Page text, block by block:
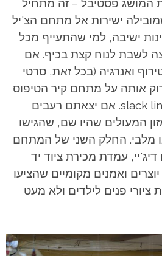
המושג פסטיבל – זה מתחיל
ישירות אל מתחם הצ'יל
ישיבה, למי שהתעייף מכל
לשבת לנוח קצת בכיף. אם
ואנרגיה (בכל זאת, סרטי
אותה על מתחם קיר הטיפוס
שהוקם שם או על ה-slack line. אם יצאתם רעבים
המעולים שהיו שם, שהגישו
מלבי. החלק השני של המתחם
עמדת מכירת ציוד יד
ואמנים מקומיים שהציעו
ציורי פנים לילדים ולא מעט